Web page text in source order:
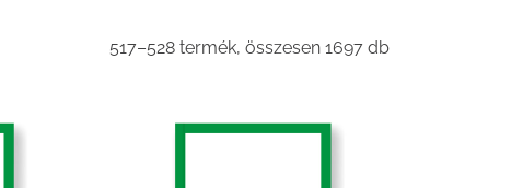
517–528 termék, összesen 1697 dbSorted